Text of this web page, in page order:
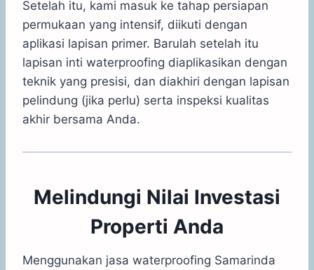
Setelah itu, kami masuk ke tahap persiapan
permukaan yang intensif, diikuti dengan
aplikasi lapisan primer. Barulah setelah itu
lapisan inti waterproofing diaplikasikan dengan
teknik yang presisi, dan diakhiri dengan lapisan
pelindung (jika perlu) serta inspeksi kualitas
akhir bersama Anda.
Melindungi Nilai Investasi
Properti Anda
Menggunakan jasa waterproofing Samarinda